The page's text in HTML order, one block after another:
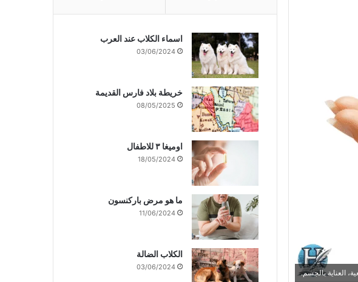
اسماء الكلاب عند العرب
03/06/2024
خريطة بلاد فارس القديمة
08/05/2025
اوميغا ٣ للاطفال
18/05/2024
ما هو مرض باركنسون
11/06/2024
الكلاب الضالة
03/06/2024